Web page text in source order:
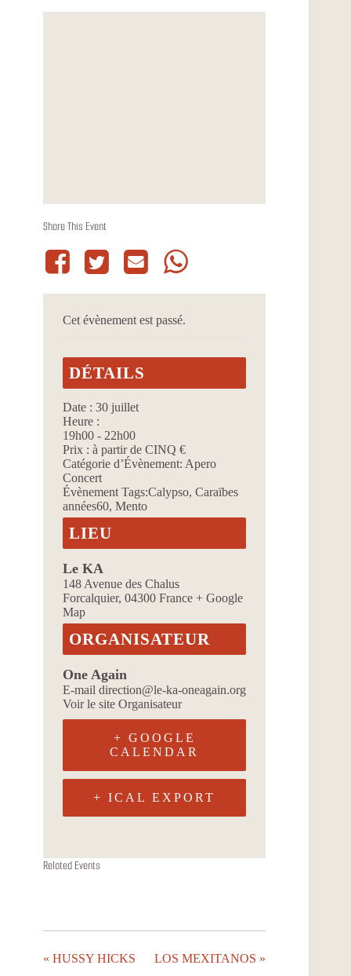
Share This Event
Cet évènement est passé.
DÉTAILS
Date : 30 juillet
Heure :
19h00 - 22h00
Prix : à partir de CINQ €
Catégorie d’Évènement: Apero
Concert
Évènement Tags:Calypso, Caraïbes
années60, Mento
LIEU
Le KA
148 Avenue des Chalus
Forcalquier, 04300 France + Google
Map
ORGANISATEUR
One Again
E-mail direction@le-ka-oneagain.org
Voir le site Organisateur
+ GOOGLE
CALENDAR
+ ICAL EXPORT
Related Events
11 août à 19h00
ALIZARINA
FACON JUTU
« HUSSY HICKS LOS MEXITANOS »